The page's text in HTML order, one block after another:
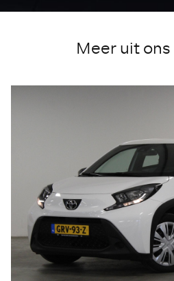
Meer uit ons